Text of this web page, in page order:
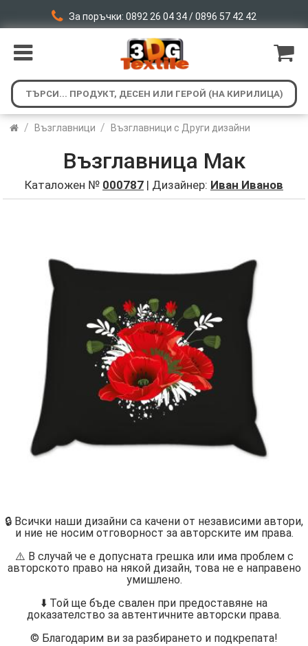
За поръчки: 0892 26 04 34 / 0896 57 42 42
/ Възглавници / Възглавници с Други дизайни
Възглавница Мак
Каталожен № 000787 | Дизайнер: Иван Иванов
🔒 Всички наши дизайни са качени от независими автори,
и ние не носим отговорност за авторските им права.
⚠️ В случай че е допусната грешка или има проблем с
авторското право на някой дизайн, това не е направено
умишлено.
⬇️ Той ще бъде свален при предоставяне на
доказателство за автентичните авторски права.
©️ Благодарим ви за разбирането и подкрепата!